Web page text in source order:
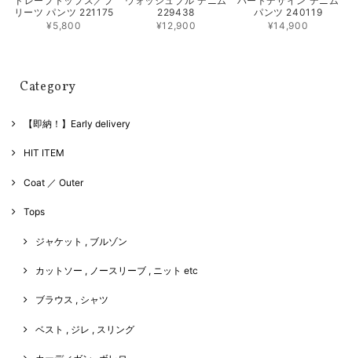
リーツ パンツ 221175
¥5,800
229438
¥12,900
パンツ 240119
¥14,900
Category
【即納！】Early delivery
HIT ITEM
Coat ／ Outer
Tops
ジャケット , ブルゾン
カットソー , ノースリーブ , ニット etc
ブラウス , シャツ
ベスト , ジレ , スリング